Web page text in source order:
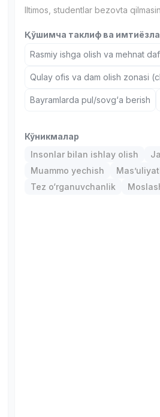
Iltimos, studentlar bezovta
Қўшимча таклиф ва
Rasmiy ishga olish va mehnat
Qulay ofis va dam olish zonasi
Bayramlarda pul/sovg‘a berish
Кўникмалар
Insonlar bilan ishlay olish
Muammo yechish
Tez o‘rganuvchanlik